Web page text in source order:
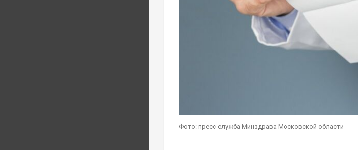
Фото: пресс-служба Минздрава Московской области